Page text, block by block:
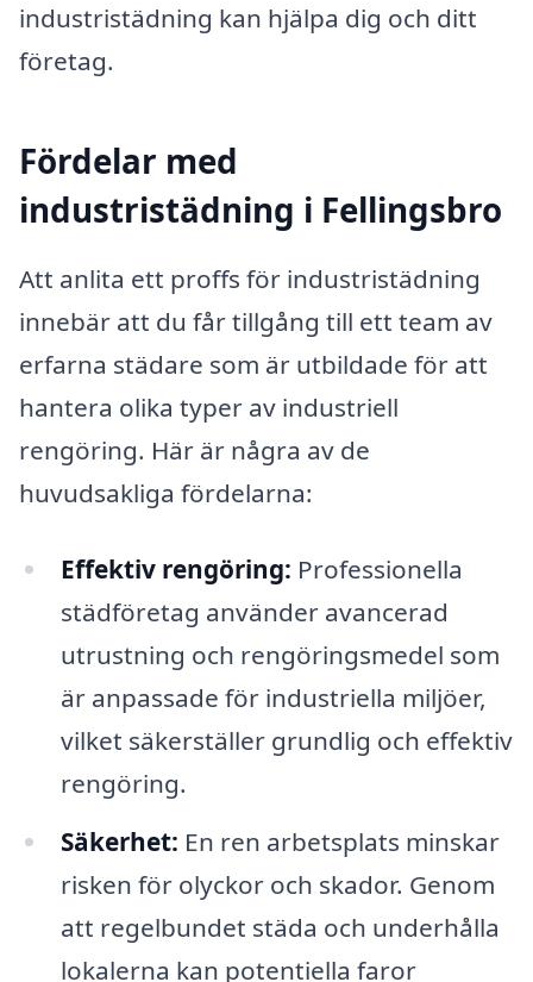
industristädning kan hjälpa dig och ditt
företag.
Fördelar med
industristädning i Fellingsbro
Att anlita ett proffs för industristädning
innebär att du får tillgång till ett team av
erfarna städare som är utbildade för att
hantera olika typer av industriell
rengöring. Här är några av de
huvudsakliga fördelarna:
Effektiv rengöring: Professionella
städföretag använder avancerad
utrustning och rengöringsmedel som
är anpassade för industriella miljöer,
vilket säkerställer grundlig och effektiv
rengöring.
Säkerhet: En ren arbetsplats minskar
risken för olyckor och skador. Genom
att regelbundet städa och underhålla
lokalerna kan potentiella faror